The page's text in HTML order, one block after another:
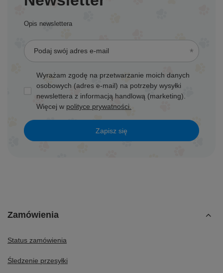
Opis newslettera
Podaj swój adres e-mail
Wyrażam zgodę na przetwarzanie moich danych
osobowych (adres e-mail) na potrzeby wysyłki
newslettera z informacją handlową (marketing).
Więcej w polityce prywatności.
Zapisz się
Zamówienia
Status zamówienia
Śledzenie przesyłki